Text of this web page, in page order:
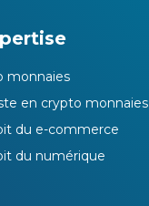
monnaies
en crypto monnaies
du e-commerce
du numérique